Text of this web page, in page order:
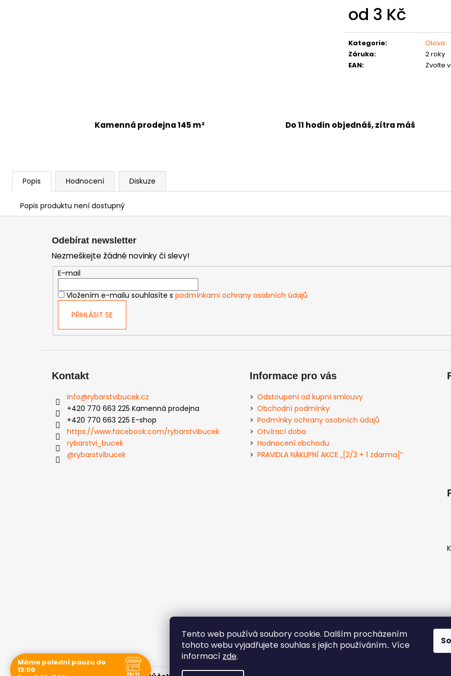
Tento web používá soubory cookie. Dalším procházením
tohoto webu vyjadřujete souhlas s jejich používáním.. Více
informací zde.
od 3 Kč
cena:
Kategorie:
Olova
Záruka:
2 roky
EAN: Zvolte
Kamenná prodejna 145 m² Do 11 hodin objednáš, zítra máš
Popis Hodnocení Diskuze
Popis produktu není dostupný
Odebírat newsletter
Nezmeškejte žádné novinky či slevy!
E-mail
Vložením e-mailu souhlasíte s podmínkami ochrany osobních údajů
PŘIHLÁSIT SE
Kontakt
info@rybarstvibucek.cz
+420 770 663 225 Kamenná prodejna
+420 770 663 225 E-shop
https://www.facebook.com/rybarstvibucek
rybarstvi_bucek
@rybarstvibucek
Informace pro vás
Odstoupení od kupní smlouvy
Obchodní podmínky
Podmínky ochrany osobních údajů
Otvírací doba
Hodnocení obchodu
PRAVIDLA NÁKUPNÍ AKCE „[2/3 + 1 zdarma]”
Máme polední pauzu do
13:00 Skrýt